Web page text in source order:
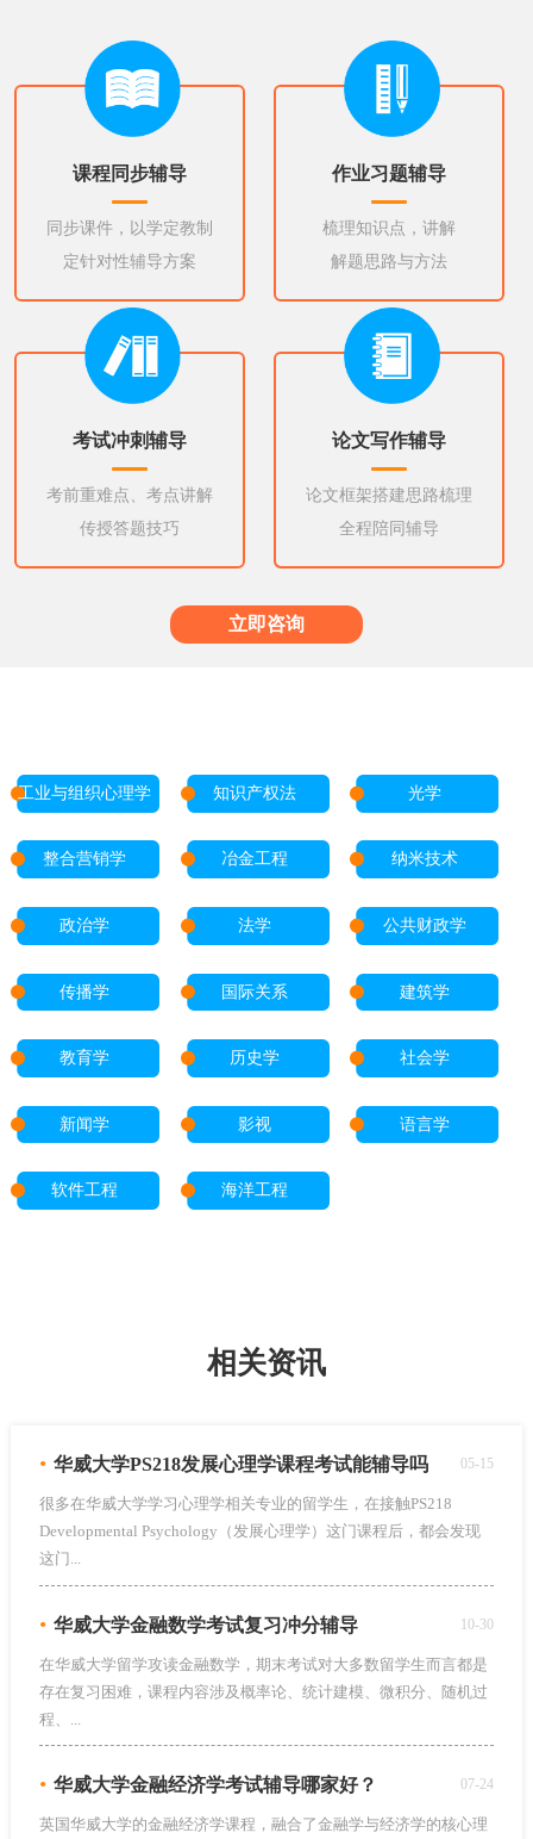
课程同步辅导
同步课件，以学定教制
定针对性辅导方案
作业习题辅导
梳理知识点，讲解
解题思路与方法
考试冲刺辅导
考前重难点、考点讲解
传授答题技巧
论文写作辅导
论文框架搭建思路梳理
全程陪同辅导
立即咨询
工业与组织心理学 知识产权法 光学
整合营销学 冶金工程 纳米技术
政治学 法学 公共财政学
传播学 国际关系 建筑学
教育学 历史学 社会学
新闻学 影视 语言学
软件工程 海洋工程
相关资讯
• 华威大学PS218发展心理学课程考试能辅导吗 05-15
很多在华威大学学习心理学相关专业的留学生，在接触PS218
Developmental Psychology（发展心理学）这门课程后，都会发现
这门...
• 华威大学金融数学考试复习冲分辅导 10-30
在华威大学留学攻读金融数学，期末考试对大多数留学生而言都是
存在复习困难，课程内容涉及概率论、统计建模、微积分、随机过
程、...
• 华威大学金融经济学考试辅导哪家好？ 07-24
英国华威大学的金融经济学课程，融合了金融学与经济学的核心理